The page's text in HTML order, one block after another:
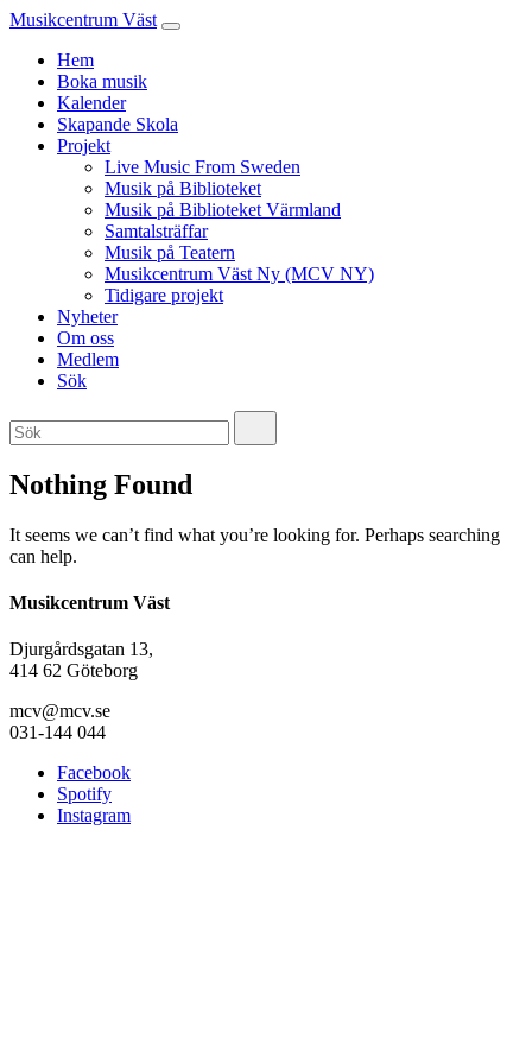
Musikcentrum Väst
Hem
Boka musik
Kalender
Skapande Skola
Projekt
Live Music From Sweden
Musik på Biblioteket
Musik på Biblioteket Värmland
Samtalsträffar
Musik på Teatern
Musikcentrum Väst Ny (MCV NY)
Tidigare projekt
Nyheter
Om oss
Medlem
Sök
Nothing Found
It seems we can’t find what you’re looking for. Perhaps searching
can help.
Musikcentrum Väst
Djurgårdsgatan 13,
414 62 Göteborg
mcv@mcv.se
031-144 044
Facebook
Spotify
Instagram